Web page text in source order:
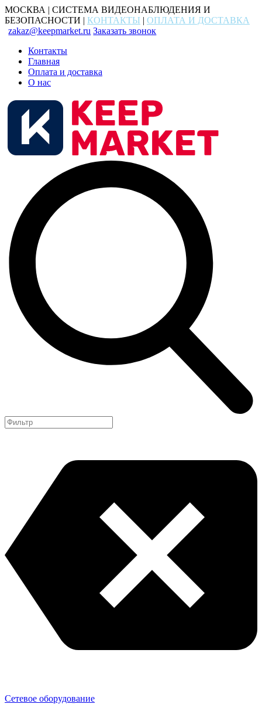
МОСКВА | СИСТЕМА ВИДЕОНАБЛЮДЕНИЯ И
БЕЗОПАСНОСТИ | КОНТАКТЫ | ОПЛАТА И ДОСТАВКА
zakaz@keepmarket.ru Заказать звонок
Контакты
Главная
Оплата и доставка
О нас
Сетевое оборудование